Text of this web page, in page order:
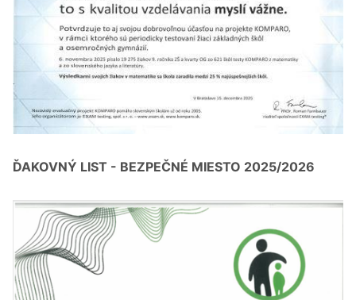
ĎAKOVNÝ LIST - BEZPEČNÉ MIESTO 2025/2026